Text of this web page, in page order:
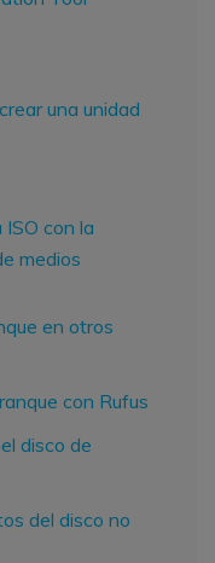
una unidad
con la
medios
en otros
con Rufus
disco de
del disco no